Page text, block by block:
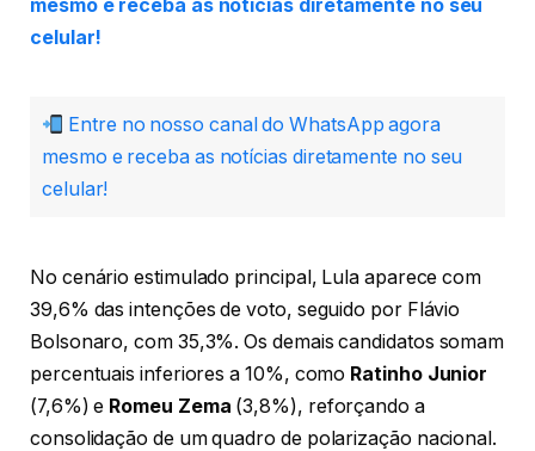
mesmo e receba as notícias diretamente no seu
celular!
Entre no nosso canal do WhatsApp agora
mesmo e receba as notícias diretamente no seu
celular!
No cenário estimulado principal, Lula aparece com
39,6% das intenções de voto, seguido por Flávio
Bolsonaro, com 35,3%. Os demais candidatos somam
percentuais inferiores a 10%, como Ratinho Junior
(7,6%) e Romeu Zema (3,8%), reforçando a
consolidação de um quadro de polarização nacional.